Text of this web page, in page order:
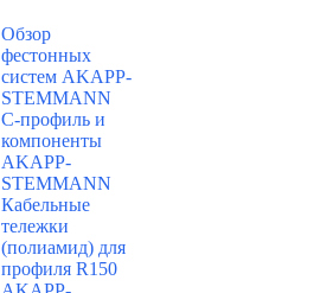
Обзор
фестонных
систем AKAPP-
STEMMANN
С-профиль и
компоненты
AKAPP-
STEMMANN
Кабельные
тележки
(полиамид) для
профиля R150